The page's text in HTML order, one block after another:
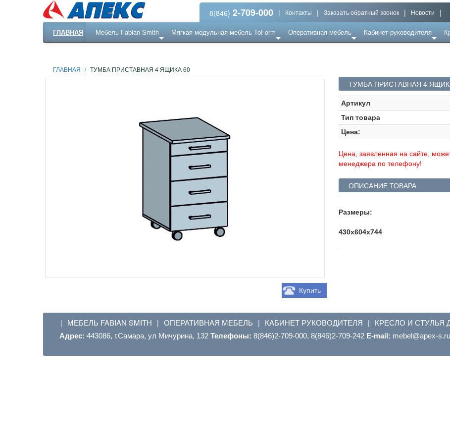
8(846) 2-709-000 | Контакты | Заказать обратный звонок | Новости |
ГЛАВНАЯ Мебель Fabian Smith Мягкая модульная мебель ToForm Оперативная мебель Кабинет руководителя
ГЛАВНАЯ / ТУМБА ПРИСТАВНАЯ 4 ЯЩИКА 60
Купить
ТУМБА ПРИСТАВНАЯ 4
Артикул
Тип товара
Цена:
Цена, заявленная на сайте,
менеджера по телефону!
ОПИСАНИЕ ТОВАРА
Размеры:
430x604x744
| МЕБЕЛЬ FABIAN SMITH | ОПЕРАТИВНАЯ МЕБЕЛЬ | КАБИНЕТ РУКОВОДИТЕЛЯ | КРЕСЛО И СТУЛЬЯ
Адрес: 443086, г.Самара, ул Мичурина, 132 Телефоны: 8(846)2-709-000, 8(846)2-709-242 E-mail: ur.s-xepa@lebem